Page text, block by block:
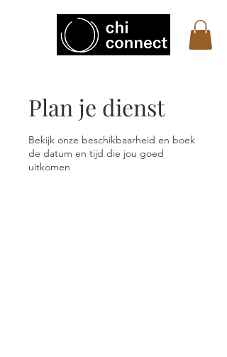
Plan je dienst
Bekijk onze beschikbaarheid en boek
de datum en tijd die jou goed
uitkomen